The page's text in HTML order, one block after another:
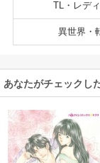
TL・レデ
異世界・
あなたがチェックし